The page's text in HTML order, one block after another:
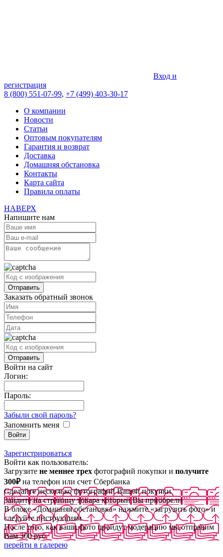
Вход и
регистрация
8 (800) 551-07-99, +7 (499) 403-30-17
О компании
Новости
Статьи
Оптовым покупателям
Гарантия и возврат
Доставка
Домашняя обстановка
Контакты
Карта сайта
Правила оплаты
НАВЕРХ
Напишите нам
Заказать обратный звонок
Войти на сайт
Логин:
Пароль:
Забыли свой пароль?
Запомнить меня
Зарегистрироваться
Войти как пользователь:
Загрузите не меннее трех фотографий покупки и получите
300₽на телефон или счет Сбербанка
Сделайте несколько фотографий Вашей покупки
Зайдите на страницу товара который Вы приобрели
В блоке «Домашняя обстановка» нажмите «загрузить фото» и
следуйте инструкциям
После того, как ваши фото пройдут модерацию мы отправим
Вам 300 руб
перейти в галерею